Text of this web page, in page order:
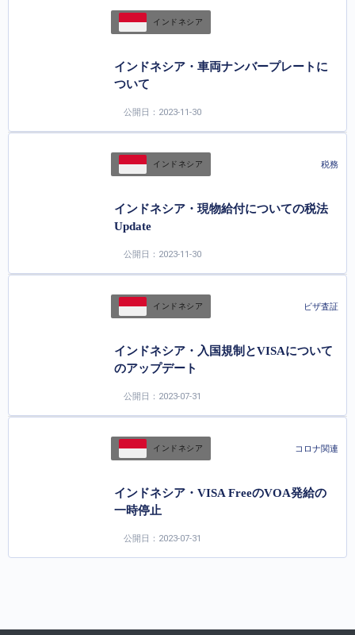
インドネシア
インドネシア・車両ナンバープレートに
ついて
公開日：2023-11-30
インドネシア 税務
インドネシア・現物給付についての税法
Update
公開日：2023-11-30
インドネシア ビザ査証
インドネシア・入国規制とVISAについて
のアップデート
公開日：2023-07-31
インドネシア コロナ関連
インドネシア・VISA FreeのVOA発給の
一時停止
公開日：2023-07-31